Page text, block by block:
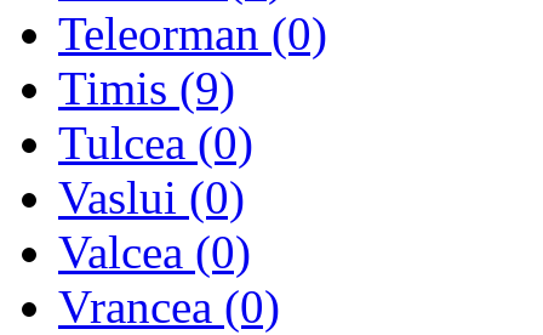
Teleorman (0)
Timis (9)
Tulcea (0)
Vaslui (0)
Valcea (0)
Vrancea (0)